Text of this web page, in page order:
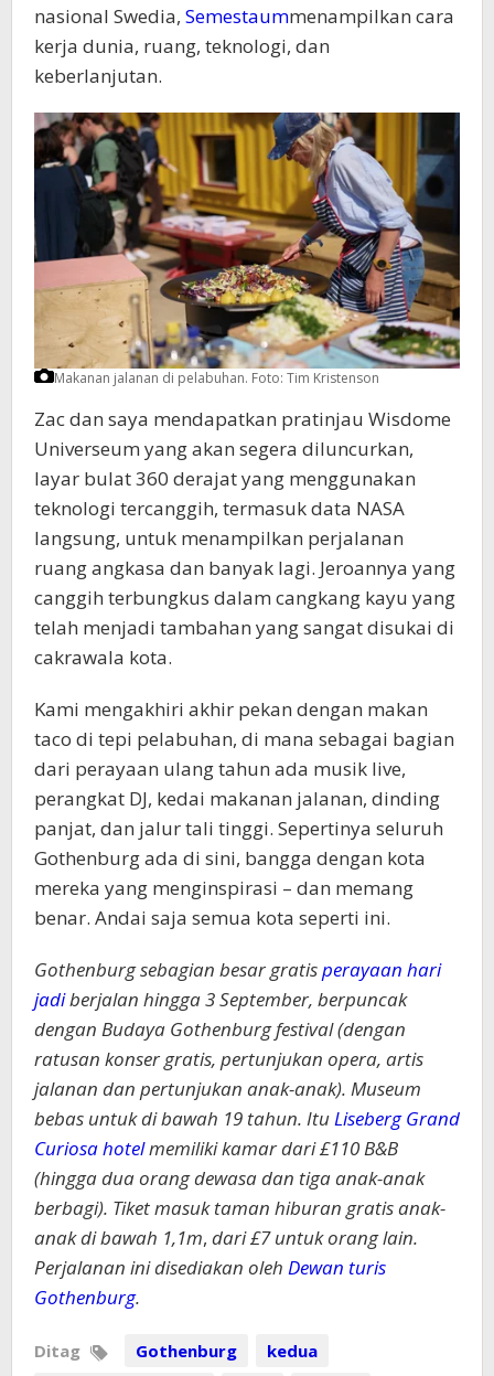
nasional Swedia, Semestaummenampilkan cara
kerja dunia, ruang, teknologi, dan
keberlanjutan.
Makanan jalanan di pelabuhan. Foto: Tim Kristenson
Zac dan saya mendapatkan pratinjau Wisdome
Universeum yang akan segera diluncurkan,
layar bulat 360 derajat yang menggunakan
teknologi tercanggih, termasuk data NASA
langsung, untuk menampilkan perjalanan
ruang angkasa dan banyak lagi. Jeroannya yang
canggih terbungkus dalam cangkang kayu yang
telah menjadi tambahan yang sangat disukai di
cakrawala kota.
Kami mengakhiri akhir pekan dengan makan
taco di tepi pelabuhan, di mana sebagai bagian
dari perayaan ulang tahun ada musik live,
perangkat DJ, kedai makanan jalanan, dinding
panjat, dan jalur tali tinggi. Sepertinya seluruh
Gothenburg ada di sini, bangga dengan kota
mereka yang menginspirasi – dan memang
benar. Andai saja semua kota seperti ini.
Gothenburg sebagian besar gratisperayaan hari
jadiberjalan hingga 3 September, berpuncak
dengan Budaya Gothenburgfestival (dengan
ratusan konser gratis, pertunjukan opera, artis
jalanan dan pertunjukan anak-anak). Museum
bebas untukdi bawah 19 tahun. ItuLiseberg Grand
Curiosahotelmemiliki kamardari £110 B&B
(hinggadua orang dewasa dan tigaanak-anak
berbagi). Tiket masuk taman hiburan gratisanak-
anak di bawah 1,1m, dari £7 untuk orang lain.
Perjalanan ini disediakan oleh Dewan turis
Gothenburg.
Ditag Gothenburg
kedua